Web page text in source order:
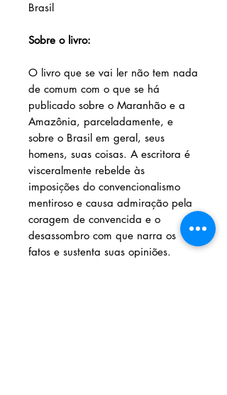
Brasil
Sobre o livro:
O livro que se vai ler não tem nada
de comum com o que se há
publicado sobre o Maranhão e a
Amazônia, parceladamente, e
sobre o Brasil em geral, seus
homens, suas coisas. A escritora é
visceralmente rebelde às
imposições do convencionalismo
mentiroso e causa admiração pela
coragem de convencida e o
desassombro com que narra os
fatos e sustenta suas opiniões.